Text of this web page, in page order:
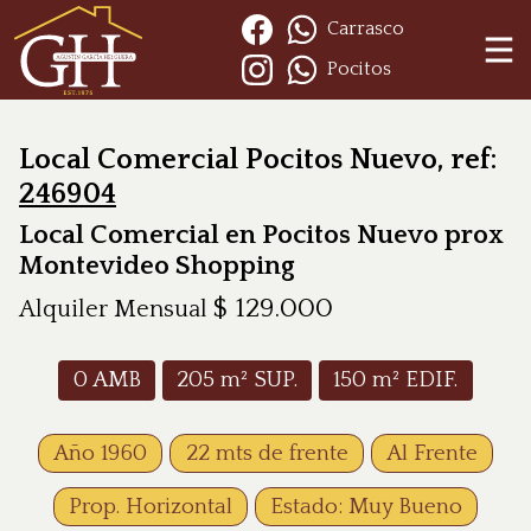
Carrasco
Pocitos
Local Comercial Pocitos Nuevo, ref:
246904
Local Comercial en Pocitos Nuevo prox
Montevideo Shopping
Alquiler Mensual $ 129.000
0 AMB 205 m² SUP. 150 m² EDIF.
Año 1960 22 mts de frente Al Frente
Prop. Horizontal Estado: Muy Bueno